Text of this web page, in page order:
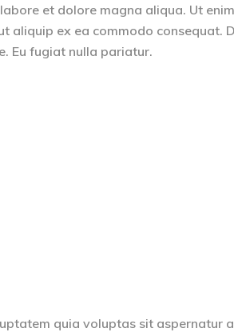
et dolore magna aliqua. Ut
aliquip ex ea commodo consequat.
Eu fugiat nulla pariatur.
quia voluptas sit aspernatur